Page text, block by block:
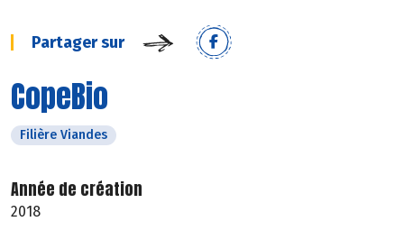
Partager sur
CopeBio
Filière Viandes
Année de création
2018